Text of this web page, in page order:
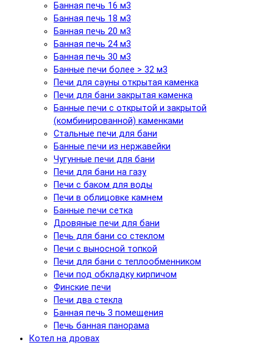
Банная печь 16 м3
Банная печь 18 м3
Банная печь 20 м3
Банная печь 24 м3
Банная печь 30 м3
Банные печи более > 32 м3
Печи для сауны открытая каменка
Печи для бани закрытая каменка
Банные печи с открытой и закрытой
(комбинированной) каменками
Стальные печи для бани
Банные печи из нержавейки
Чугунные печи для бани
Печи для бани на газу
Печи с баком для воды
Печи в облицовке камнем
Банные печи сетка
Дровяные печи для бани
Печь для бани со стеклом
Печи с выносной топкой
Печи для бани с теплообменником
Печи под обкладку кирпичом
Финские печи
Печи два стекла
Банная печь 3 помещения
Печь банная панорама
Котел на дровах